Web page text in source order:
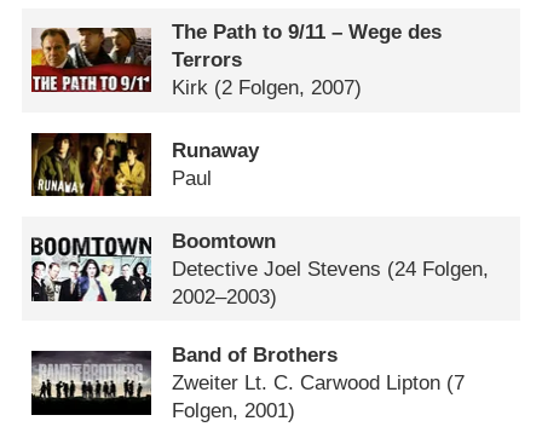
The Path to 9/​11 – Wege des
Terrors
Kirk (2 Folgen, 2007)
Runaway
Paul
Boomtown
Detective Joel Stevens (24 Folgen,
2002–2003)
Band of Brothers
Zweiter Lt. C. Carwood Lipton (7
Folgen, 2001)